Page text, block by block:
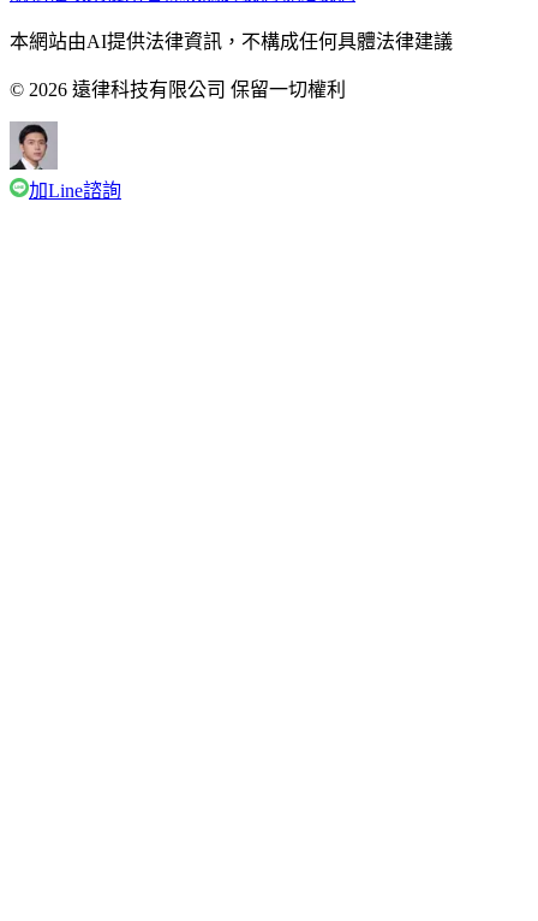
本網站由AI提供法律資訊，不構成任何具體法律建議
© 2026 遠律科技有限公司 保留一切權利
加Line諮詢